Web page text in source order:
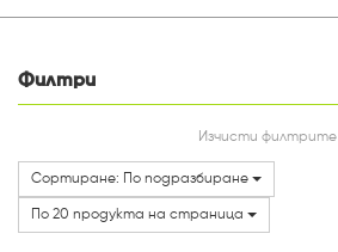
Филтри
Категории
Изчисти филтрите
Сортиране: По подразбиране
По 20 продукта на страница